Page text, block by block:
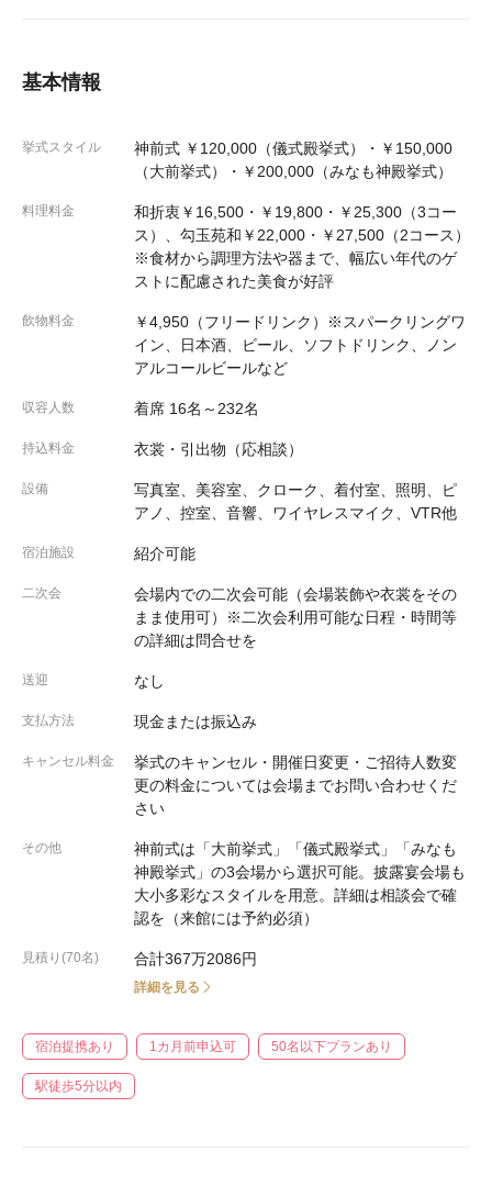
基本情報
挙式スタイル
神前式 ￥120,000（儀式殿挙式）・￥150,000
（大前挙式）・￥200,000（みなも神殿挙式）
料理料金
和折衷￥16,500・￥19,800・￥25,300（3コー
ス）、勾玉苑和￥22,000・￥27,500（2コース）
※食材から調理方法や器まで、幅広い年代のゲ
ストに配慮された美食が好評
飲物料金
￥4,950（フリードリンク）※スパークリングワ
イン、日本酒、ビール、ソフトドリンク、ノン
アルコールビールなど
収容人数 着席 16名～232名
持込料金 衣裳・引出物（応相談）
設備
写真室、美容室、クローク、着付室、照明、ピ
アノ、控室、音響、ワイヤレスマイク、VTR他
宿泊施設 紹介可能
二次会
会場内での二次会可能（会場装飾や衣裳をその
まま使用可）※二次会利用可能な日程・時間等
の詳細は問合せを
送迎 なし
支払方法 現金または振込み
キャンセル料金
挙式のキャンセル・開催日変更・ご招待人数変
更の料金については会場までお問い合わせくだ
さい
その他
神前式は「大前挙式」「儀式殿挙式」「みなも
神殿挙式」の3会場から選択可能。披露宴会場も
大小多彩なスタイルを用意。詳細は相談会で確
認を（来館には予約必須）
見積り(70名) 合計367万2086円
詳細を見る
宿泊提携あり 1カ月前申込可 50名以下プランあり
駅徒歩5分以内